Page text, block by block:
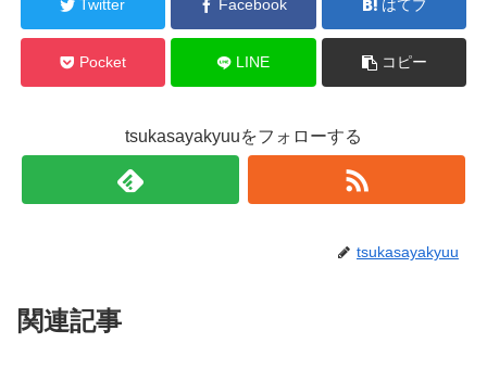
Twitter Facebook はてブ
Pocket LINE コピー
tsukasayakyuuをフォローする
tsukasayakyuu
関連記事